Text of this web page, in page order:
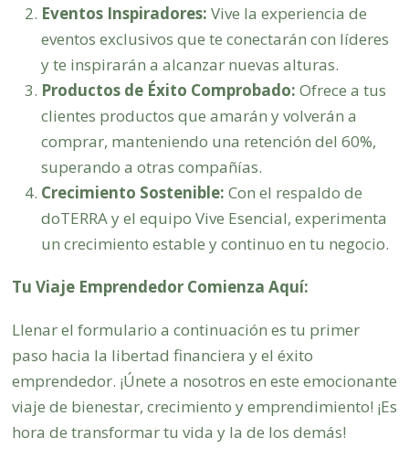
Eventos Inspiradores: Vive la experiencia de
eventos exclusivos que te conectarán con líderes
y te inspirarán a alcanzar nuevas alturas.
Productos de Éxito Comprobado: Ofrece a tus
clientes productos que amarán y volverán a
comprar, manteniendo una retención del 60%,
superando a otras compañías.
Crecimiento Sostenible: Con el respaldo de
doTERRA y el equipo Vive Esencial, experimenta
un crecimiento estable y continuo en tu negocio.
Tu Viaje Emprendedor Comienza Aquí:
Llenar el formulario a continuación es tu primer
paso hacia la libertad financiera y el éxito
emprendedor. ¡Únete a nosotros en este emocionante
viaje de bienestar, crecimiento y emprendimiento! ¡Es
hora de transformar tu vida y la de los demás!